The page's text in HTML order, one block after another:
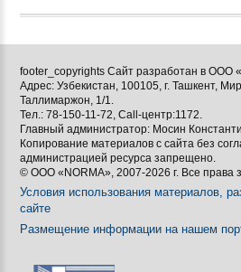
footer_copyrights Сайт разработан в ООО
Адрес: Узбекистан, 100105, г. Ташкент,
Таллимаржон, 1/1.
Тел.: 78-150-11-72, Call-центр:1172.
Главный администратор: Мосин
Копирование материалов с сайта без
администрацией ресурса запрещено.
© ООО «NORMA», 2007-2026 г. Все
Условия использования материалов,
сайте
Размещение информации на нашем